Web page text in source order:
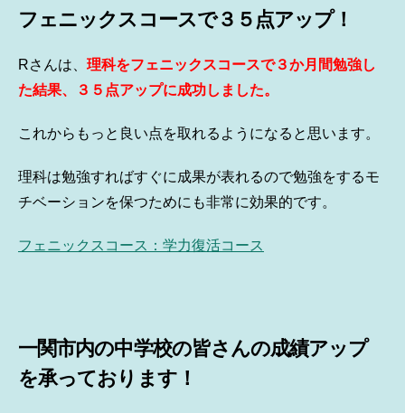
フェニックスコースで３５点アップ！
Rさんは、 理科をフェニックスコースで３か月間勉強し
た結果、３５点アップに成功しました。
これからもっと良い点を取れるようになると思います。
理科は勉強すればすぐに成果が表れるので勉強をするモ
チベーションを保つためにも非常に効果的です。
フェニックスコース：学力復活コース
一関市内の中学校の皆さんの成績アップ
を承っております！